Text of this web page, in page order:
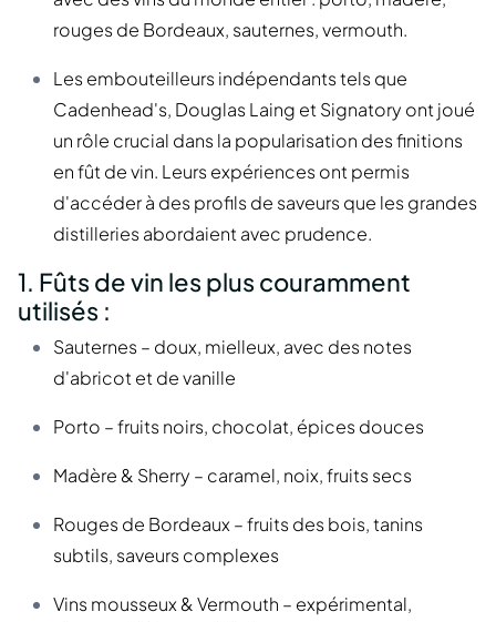
rouges de Bordeaux, sauternes, vermouth.
Les embouteilleurs indépendants tels que
Cadenhead's, Douglas Laing et Signatory ont joué
un rôle crucial dans la popularisation des finitions
en fût de vin. Leurs expériences ont permis
d'accéder à des profils de saveurs que les grandes
distilleries abordaient avec prudence.
1. Fûts de vin les plus couramment
utilisés :
Sauternes – doux, mielleux, avec des notes
d'abricot et de vanille
Porto – fruits noirs, chocolat, épices douces
Madère & Sherry – caramel, noix, fruits secs
Rouges de Bordeaux – fruits des bois, tanins
subtils, saveurs complexes
Vins mousseux & Vermouth – expérimental,